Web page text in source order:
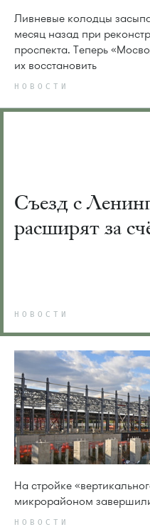
Ливневые колодцы
месяц назад при
проспекта. Теперь
их восстановить
НОВОСТИ
Съезд с
расширят за
НОВОСТИ
На стройке
микрорайоном
НОВОСТИ